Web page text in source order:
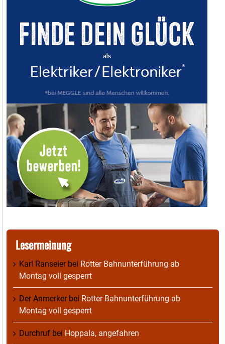
Lesermeinung
Karl Ranseierbei Rotter Bahnunterführung ab
Montag voll gesperrt
Der Anmerkerbei Rotter Bahnunterführung ab
Montag voll gesperrt
Durchruf bei Hoppala, angefahren